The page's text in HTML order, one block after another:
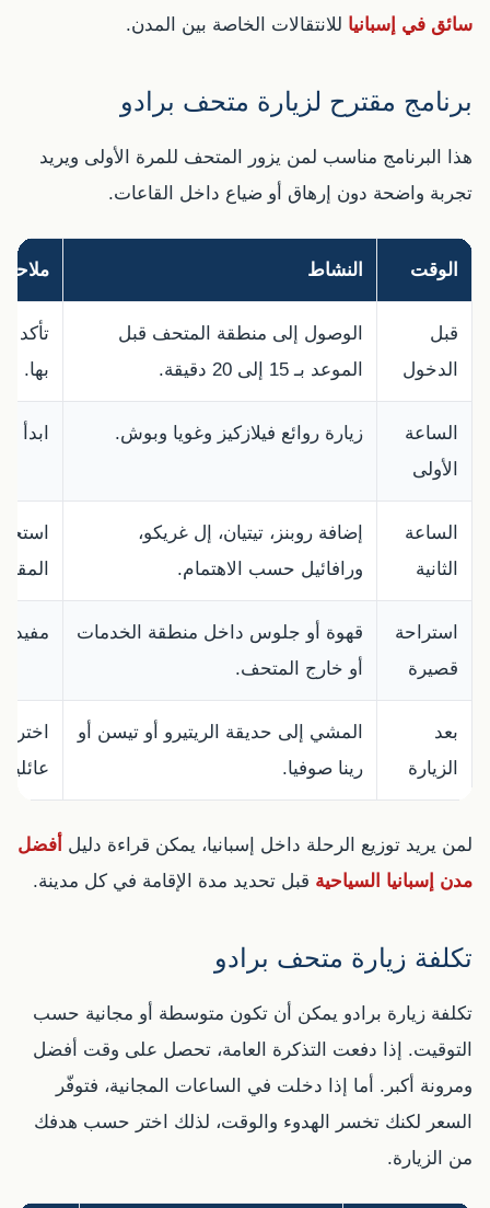
سائق في إسبانيا للانتقالات الخاصة بين المدن.
برنامج مقترح لزيارة متحف برادو
هذا البرنامج مناسب لمن يزور المتحف للمرة الأولى ويريد
تجربة واضحة دون إرهاق أو ضياع داخل القاعات.
الوقت النشاط
قبل
الدخول
الوصول إلى منطقة المتحف قبل
الموعد بـ 15 إلى 20 دقيقة.
تأكد
بها.
الساعة
الأولى
زيارة روائع فيلازكيز وغويا وبوش. ابدأ
الساعة
الثانية
إضافة روبنز، تيتيان، إل غريكو،
ورافائيل حسب الاهتمام.
استراحة
قصيرة
قهوة أو جلوس داخل منطقة الخدمات
أو خارج المتحف.
بعد
الزيارة
المشي إلى حديقة الريتيرو أو تيسن أو
رينا صوفيا.
اختر
عائلية.
لمن يريد توزيع الرحلة داخل إسبانيا، يمكن قراءة دليل أفضل
مدن إسبانيا السياحية قبل تحديد مدة الإقامة في كل مدينة.
تكلفة زيارة متحف برادو
تكلفة زيارة برادو يمكن أن تكون متوسطة أو مجانية حسب
التوقيت. إذا دفعت التذكرة العامة، تحصل على وقت أفضل
ومرونة أكبر. أما إذا دخلت في الساعات المجانية، فتوفّر
السعر لكنك تخسر الهدوء والوقت، لذلك اختر حسب هدفك
من الزيارة.